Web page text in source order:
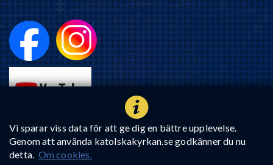
Vi sparar viss data för att ge dig en bättre upplevelse.
Genom att använda katolskakyrkan.se godkänner du nu
detta. Om cookies.